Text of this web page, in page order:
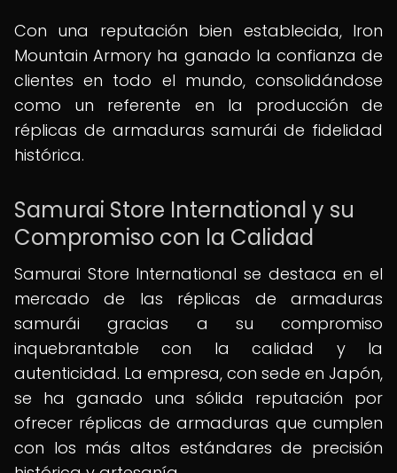
Con una reputación bien establecida, Iron
Mountain Armory ha ganado la confianza de
clientes en todo el mundo, consolidándose
como un referente en la producción de
réplicas de armaduras samurái de fidelidad
histórica.
Samurai Store International y su
Compromiso con la Calidad
Samurai Store International se destaca en el
mercado de las réplicas de armaduras
samurái gracias a su compromiso
inquebrantable con la calidad y la
autenticidad. La empresa, con sede en Japón,
se ha ganado una sólida reputación por
ofrecer réplicas de armaduras que cumplen
con los más altos estándares de precisión